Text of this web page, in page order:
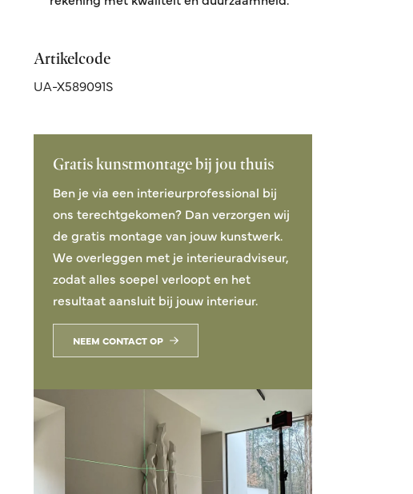
Artikelcode
UA-X589091S
Gratis kunstmontage bij jou thuis
Ben je via een interieurprofessional bij
ons terechtgekomen? Dan verzorgen wij
de gratis montage van jouw kunstwerk.
We overleggen met je interieuradviseur,
zodat alles soepel verloopt en het
resultaat aansluit bij jouw interieur.
NEEM CONTACT OP